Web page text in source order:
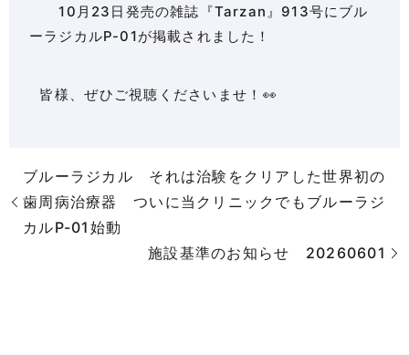
10月23日発売の雑誌『Tarzan』913号にブル
ーラジカルP-01が掲載されました！
皆様、ぜひご視聴くださいませ！👀
ブルーラジカル それは治験をクリアした世界初の
歯周病治療器 ついに当クリニックでもブルーラジ
カルP-01始動
施設基準のお知らせ 20260601